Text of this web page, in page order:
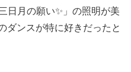
日月の願い✨」の照明が美
ダンスが特に好きだったと